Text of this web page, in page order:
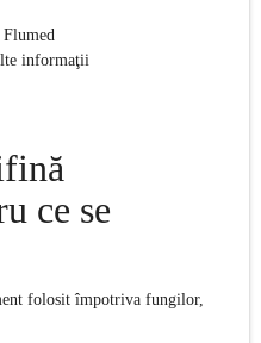
Flumed
informaţii
ă
ce se
folosit împotriva fungilor,